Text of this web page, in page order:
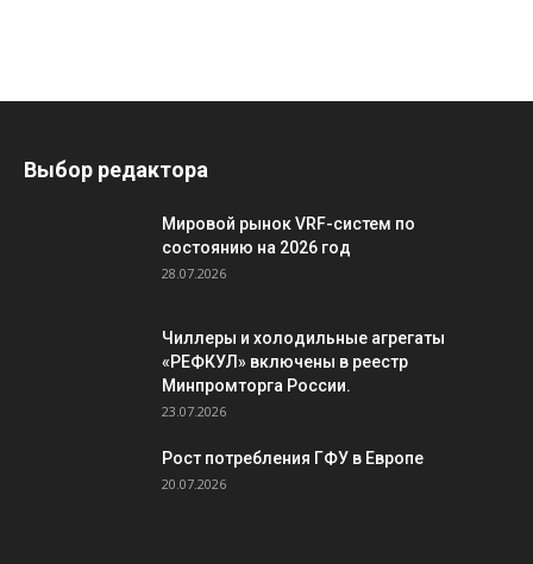
Выбор редактора
Мировой рынок VRF-систем по
состоянию на 2026 год
28.07.2026
Чиллеры и холодильные агрегаты
«РЕФКУЛ» включены в реестр
Минпромторга России.
23.07.2026
Рост потребления ГФУ в Европе
20.07.2026